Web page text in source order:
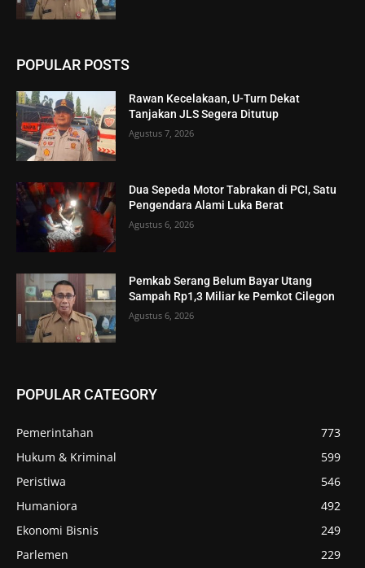
POPULAR POSTS
Rawan Kecelakaan, U-Turn Dekat
Tanjakan JLS Segera Ditutup
Agustus 7, 2026
Dua Sepeda Motor Tabrakan di PCI, Satu
Pengendara Alami Luka Berat
Agustus 6, 2026
Pemkab Serang Belum Bayar Utang
Sampah Rp1,3 Miliar ke Pemkot Cilegon
Agustus 6, 2026
POPULAR CATEGORY
Pemerintahan
773
Hukum & Kriminal
599
Peristiwa
546
Humaniora
492
Ekonomi Bisnis
249
Parlemen
229